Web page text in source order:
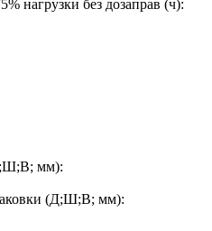
нагрузки без дозаправ (ч):
мм):
(Д;Ш;В; мм):